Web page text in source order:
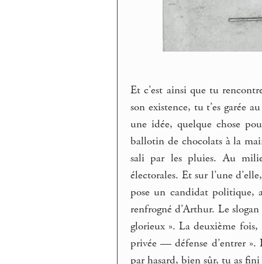
Et c’est ainsi que tu
son existence, tu t’es garée
une idée, quelque chose
ballotin de chocolats à la
sali par les pluies. Au
électorales. Et sur l’une
pose un candidat politique,
renfrogné d’Arthur. Le
glorieux ». La deuxième
privée — défense d’entrer ».
par hasard, bien sûr, tu as